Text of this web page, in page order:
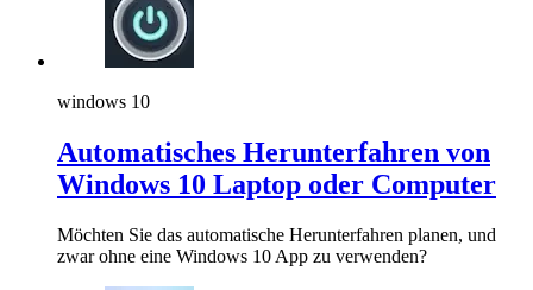
windows 10
Automatisches Herunterfahren von
Windows 10 Laptop oder Computer
Möchten Sie das automatische Herunterfahren planen, und
zwar ohne eine Windows 10 App zu verwenden?